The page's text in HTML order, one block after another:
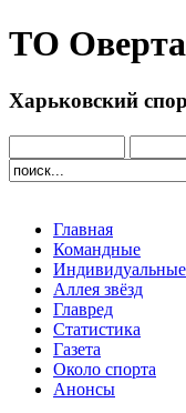
ТО
Харьковский
Главная
Командные
Индивидуальные
Аллея звёзд
Главред
Статистика
Газета
Около спорта
Анонсы